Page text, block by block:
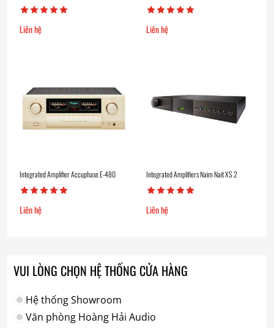
Liên hệ Liên hệ
Integrated Amplifier Accuphase E-480
Liên hệ
Integrated Amplifiers Naim Nait XS 2
Liên hệ
VUI LÒNG CHỌN HỆ THỐNG CỬA HÀNG
Hệ thống Showroom
Văn phòng Hoàng Hải Audio